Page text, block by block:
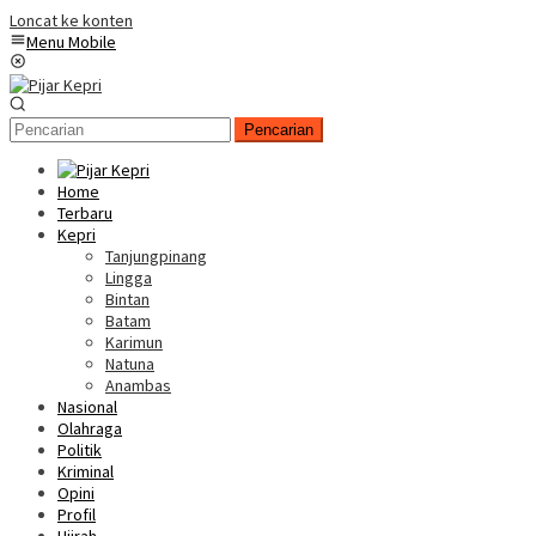
Loncat ke konten
Menu Mobile
Pencarian
Home
Terbaru
Kepri
Tanjungpinang
Lingga
Bintan
Batam
Karimun
Natuna
Anambas
Nasional
Olahraga
Politik
Kriminal
Opini
Profil